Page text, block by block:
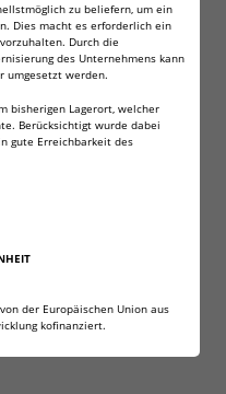
zu beliefern, um ein
Dies macht es erforderlich ein
Durch die
des Unternehmens kann
umgesetzt werden.
bisherigen Lagerort, welcher
Berücksichtigt wurde dabei
gute Erreichbarkeit des
der Europäischen Union aus
kofinanziert.
Pistol
FRITZ-
Luftpistolen mit
Entfernungen bis
geeignet.